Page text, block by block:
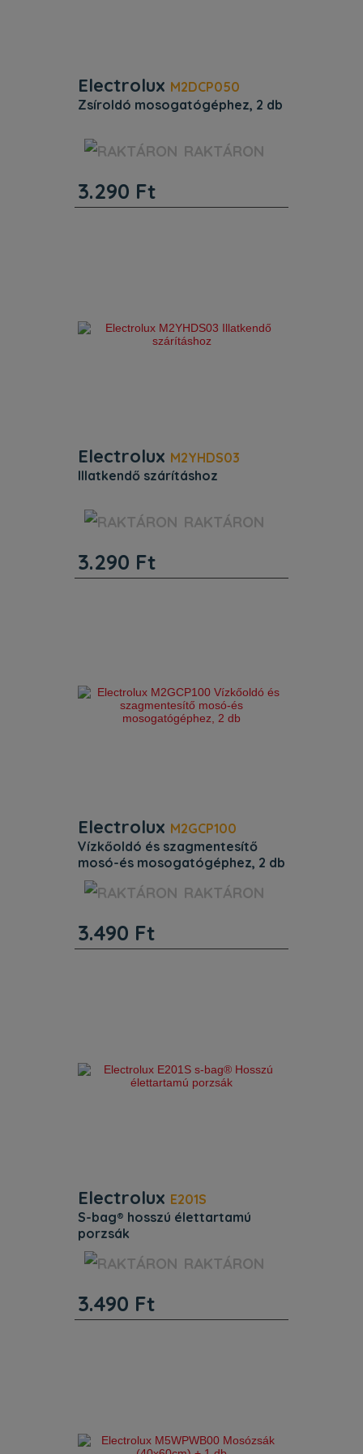
Electrolux M2DCP050
zsíroldó mosogatógéphez, 2 db
ProductTitle Zsíroldó
mosogatógéphez, 2 db . Azonosító
Termékkód (PNC): 902 980 446 .
ProductTitle: Zsíroldó mosogatógép
RAKTÁRON
3.290 Ft
Electrolux M2YHDS03
illatkendő szárításhoz
Beépítés. Magasság (mm) : 100.
Szélesség (mm) : 155. Mélység (mm) :
(PNC): 902 986 568. EAN kód:
7333394078205. Beépítés. Magasság
RAKTÁRON
3.290 Ft
Electrolux M2GCP100
vízkőoldó és szagmentesítő
mosó-és mosogatógéphez, 2 db
ProductTitle Vízkőoldó és
szagmentesítő mosó–és
9029804433. Egyéb jellemzők.
Termékkód (PNC): 902 980 443.
RAKTÁRON
3.490 Ft
Electrolux E201S
s-bag® hosszú élettartamú
porzsák
Termékcsalád porszívó. Districode
9001684589. Egyéb jellemzők.
Termékcsalád: porszívó. Districode:
9001684589. Termékjellemzők. Az s–
RAKTÁRON
3.490 Ft